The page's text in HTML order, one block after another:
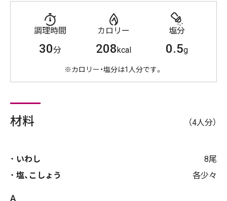
調理時間
30分
カロリー
208kcal
塩分
0.5g
※カロリー・塩分は1人分です。
材料 （4人分）
いわし
8尾
塩、こしょう
各少々
A